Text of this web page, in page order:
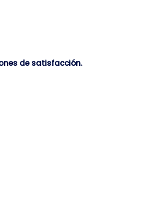
de satisfacción.